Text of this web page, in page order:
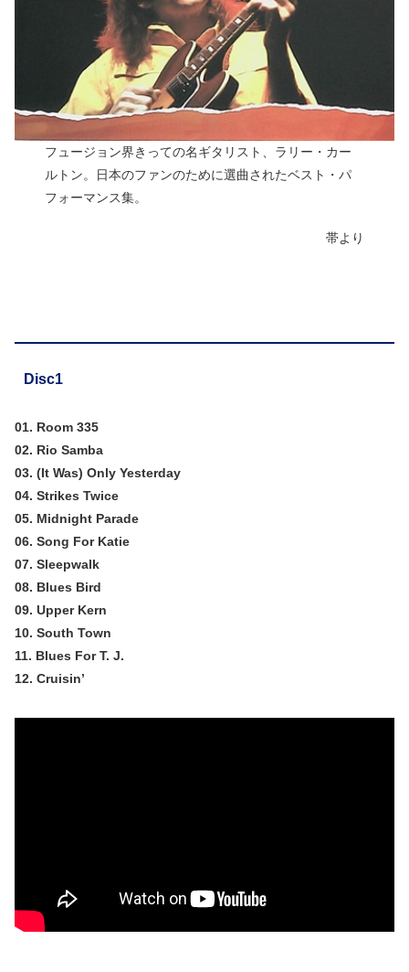
フュージョン界きっての名ギタリスト、ラリー・カー
ルトン。日本のファンのために選曲されたベスト・パ
フォーマンス集。
帯より
Disc1
01. Room 335
02. Rio Samba
03. (It Was) Only Yesterday
04. Strikes Twice
05. Midnight Parade
06. Song For Katie
07. Sleepwalk
08. Blues Bird
09. Upper Kern
10. South Town
11. Blues For T. J.
12. Cruisin’